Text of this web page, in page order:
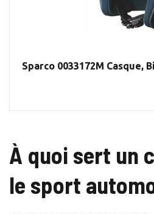
Sparco 0033172M Casque,
À quoi sert un
le sport